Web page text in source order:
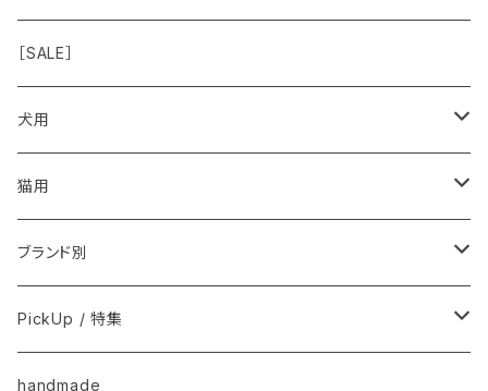
◾️特別なご褒美/嗜好性高
免疫力・健康維持
こころ・脳
［SALE］
犬用
フードおやつ
用品
猫用
フードおやつ
用品
ブランド別
Anima Strath
Animal Essentials
PickUp / 特集
換毛期におすすめ
handmade